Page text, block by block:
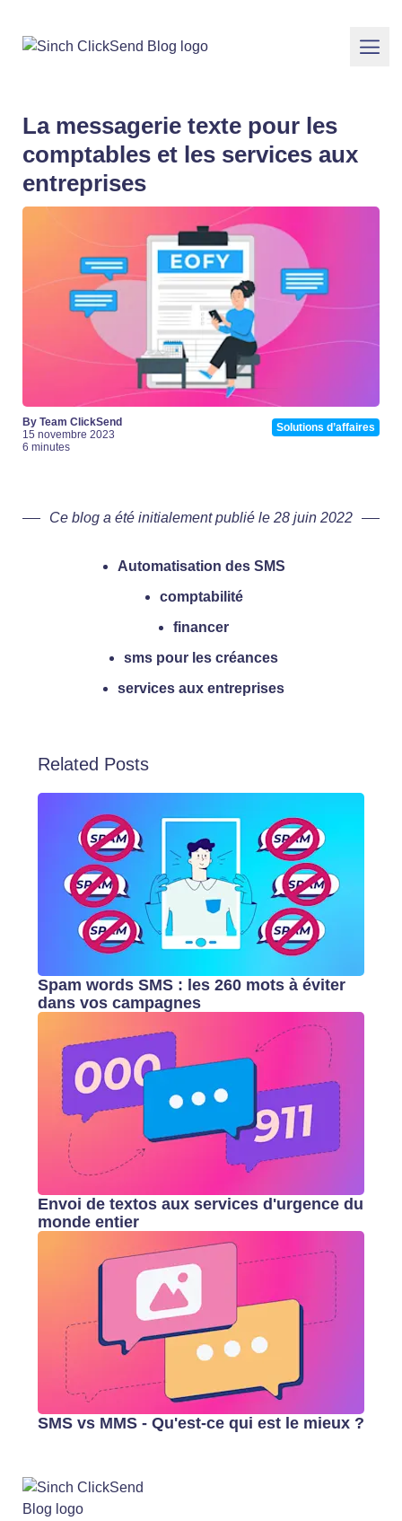
La messagerie texte pour les
comptables et les services aux
entreprises
By Team ClickSend
15 novembre 2023
6 minutes
Solutions d’affaires
Ce blog a été initialement publié le 28 juin 2022
Automatisation des SMS
comptabilité
financer
sms pour les créances
services aux entreprises
Related Posts
Spam words SMS : les 260 mots à éviter
dans vos campagnes
Envoi de textos aux services d'urgence du
monde entier
SMS vs MMS - Qu'est-ce qui est le mieux ?